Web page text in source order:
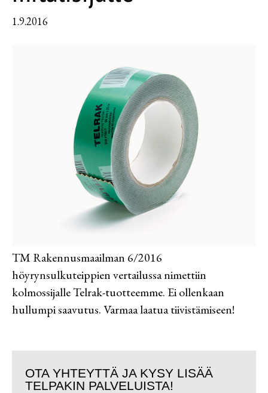
Pahvilaatikot ja aaltopahvituotteet
Säkit, kassit ja pussit
Kartonkituotteet
Tarvikkeet
Huomionauhat
1.9.2016
TM Rakennusmaailman 6/2016
höyrynsulkuteippien vertailussa nimettiin
kolmossijalle Telrak-tuotteemme. Ei ollenkaan
hullumpi saavutus. Varmaa laatua tiivistämiseen!
OTA YHTEYTTÄ JA KYSY LISÄÄ
TELPAKIN PALVELUISTA!